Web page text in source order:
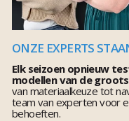
ONZE EXPERTS
Elk seizoen opnieuw
modellen van de
van materiaalkeuze tot
team van experten voor
behoeften.